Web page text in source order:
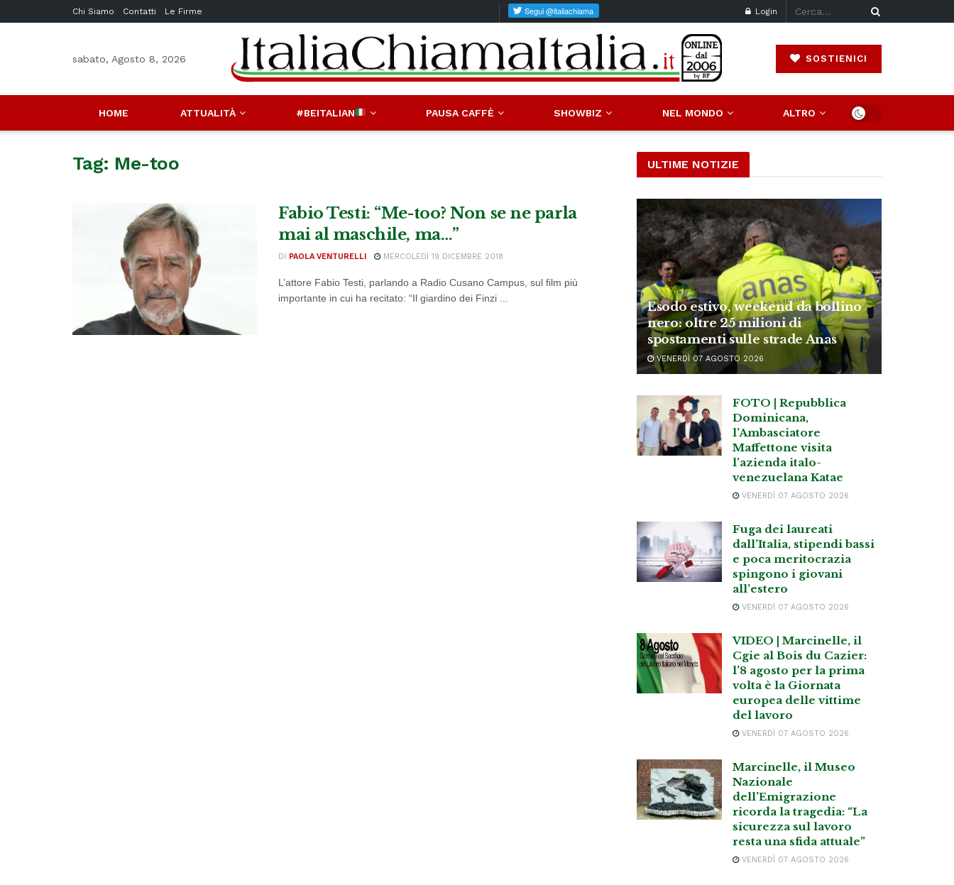
Chi Siamo Contatti Le Firme Login
sabato, Agosto 8, 2026 SOSTIENICI
HOME ATTUALITÀ #BEITALIAN PAUSA CAFFÈ SHOWBIZ NEL MONDO ALTRO
Tag: Me-too
Fabio Testi: “Me-too? Non se ne parla
mai al maschile, ma…”
DI PAOLA VENTURELLI MERCOLEDÌ 19 DICEMBRE 2018
L’attore Fabio Testi, parlando a Radio Cusano Campus, sul film più
importante in cui ha recitato: “Il giardino dei Finzi ...
ULTIME NOTIZIE
Esodo estivo, weekend da bollino
nero: oltre 25 milioni di
spostamenti sulle strade Anas
VENERDÌ 07 AGOSTO 2026
FOTO | Repubblica
Dominicana,
l’Ambasciatore
Maffettone visita
l’azienda italo-
venezuelana Katae
VENERDÌ 07 AGOSTO 2026
Fuga dei laureati
dall’Italia, stipendi bassi
e poca meritocrazia
spingono i giovani
all’estero
VENERDÌ 07 AGOSTO 2026
VIDEO | Marcinelle, il
Cgie al Bois du Cazier:
l’8 agosto per la prima
volta è la Giornata
europea delle vittime
del lavoro
VENERDÌ 07 AGOSTO 2026
Marcinelle, il Museo
Nazionale
dell’Emigrazione
ricorda la tragedia: “La
sicurezza sul lavoro
resta una sfida attuale”
VENERDÌ 07 AGOSTO 2026